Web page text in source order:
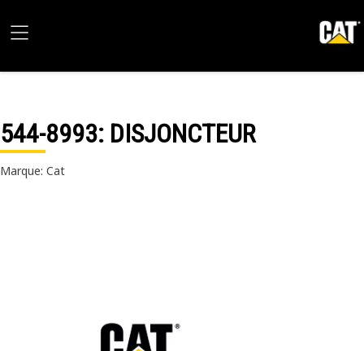
544-8993: DISJONCTEUR
Marque: Cat